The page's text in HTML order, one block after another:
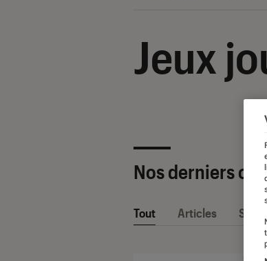
Jeux
Nos derniers
Tout Articles